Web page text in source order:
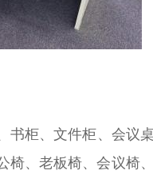
柜、文件柜、会议
、老板椅、会议椅